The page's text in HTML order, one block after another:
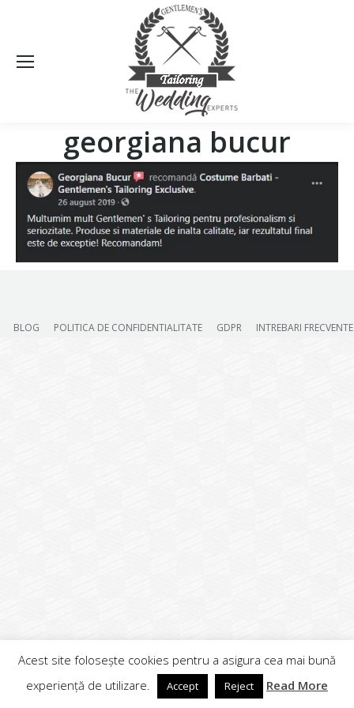
georgiana bucur
BLOG POLITICA DE CONFIDENTIALITATE GDPR INTREBARI FRECVENTE
Acest site folosește cookies pentru a asigura cea mai bună
experiență de utilizare.
Accept Reject Read More